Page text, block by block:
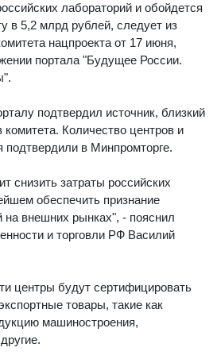
лабораторий и обойдется
в 5,2 млрд рублей, следует из
нацпроекта от 17 июня,
портала "Будущее России.
подтвердил источник, близкий
комитета. Количество центров и
в Минпромторге.
снизить затраты российских
обеспечить признание
на внешних рынках", - пояснил
и торговли РФ Василий
центры будут сертифицировать
товары, такие как
машиностроения,